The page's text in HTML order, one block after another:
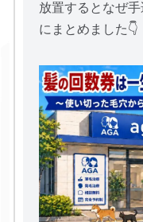
放置するとなぜ
にまとめました👇